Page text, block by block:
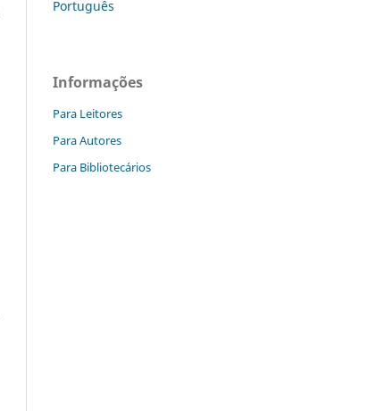
Português
Informações
Para Leitores
Para Autores
Para Bibliotecários